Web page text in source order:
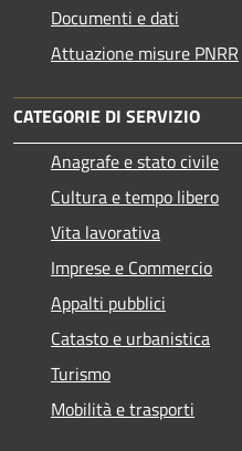
Documenti e dati
Attuazione misure PNRR
CATEGORIE DI SERVIZIO
Anagrafe e stato civile
Cultura e tempo libero
Vita lavorativa
Imprese e Commercio
Appalti pubblici
Catasto e urbanistica
Turismo
Mobilità e trasporti